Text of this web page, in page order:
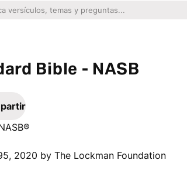
Bible - NASB
2020 by The Lockman Foundation